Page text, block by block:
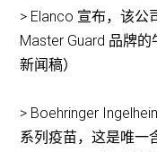
> Elanco 宣布，该公
Master Guard 品牌
新闻稿）
> Boehringer
系列疫苗，这是唯一